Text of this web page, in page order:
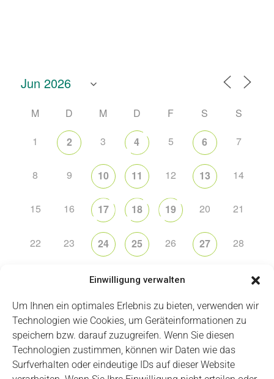
Einwilligung verwalten
Um Ihnen ein optimales Erlebnis zu bieten, verwenden wir
Technologien wie Cookies, um Geräteinformationen zu
speichern bzw. darauf zuzugreifen. Wenn Sie diesen
Technologien zustimmen, können wir Daten wie das
Surfverhalten oder eindeutige IDs auf dieser Website
M D M D F S
S
1
2 3 4 5 6 7
8 9 10 11 12 13 14
15 16 17 18 19 20 21
22 23 24 25 26 27 28
1 2 3
Impressum Datenschutz Login